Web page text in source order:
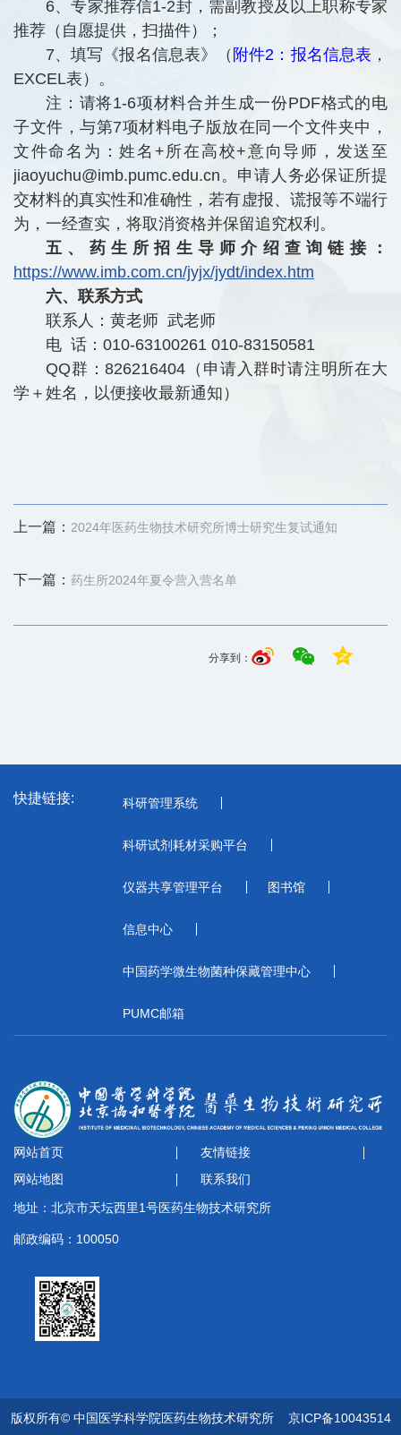
6、专家推荐信1-2封，需副教授及以上职称专家
推荐（自愿提供，扫描件）；
7、填写《报名信息表》（ 附件2：报名信息表 ，
EXCEL表）。
注：请将1-6项材料合并生成一份PDF格式的电
子文件，与第7项材料电子版放在同一个文件夹中，
文件命名为：姓名+所在高校+意向导师，发送至
jiaoyuchu@imb.pumc.edu.cn。申请人务必保证所提
交材料的真实性和准确性，若有虚报、谎报等不端行
为，一经查实，将取消资格并保留追究权利。
五、药生所招生导师介绍查询链接：
https://www.imb.com.cn/jyjx/jydt/index.htm
六、联系方式
联系人：黄老师 武老师
电 话：010-63100261 010-83150581
QQ群：826216404（申请入群时请注明所在大
学＋姓名，以便接收最新通知）
上一篇： 2024年医药生物技术研究所博士研究生复试通知
下一篇： 药生所2024年夏令营入营名单
分享到：
快捷链接: 科研管理系统
科研试剂耗材采购平台
仪器共享管理平台 图书馆
信息中心
中国药学微生物菌种保藏管理中心
PUMC邮箱
网站首页
友情链接
网站地图
联系我们
地址：北京市天坛西里1号医药生物技术研究所
邮政编码：100050
版权所有© 中国医学科学院医药生物技术研究所 京ICP备10043514